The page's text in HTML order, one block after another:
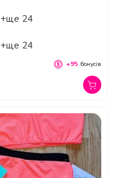
+ще 24
+ще 24
+95 бонусів